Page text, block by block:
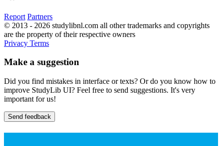
Report Partners
© 2013 - 2026 studylibnl.com all other trademarks and copyrights
are the property of their respective owners
Privacy Terms
Make a suggestion
Did you find mistakes in interface or texts? Or do you know how to
improve StudyLib UI? Feel free to send suggestions. It's very
important for us!
Send feedback